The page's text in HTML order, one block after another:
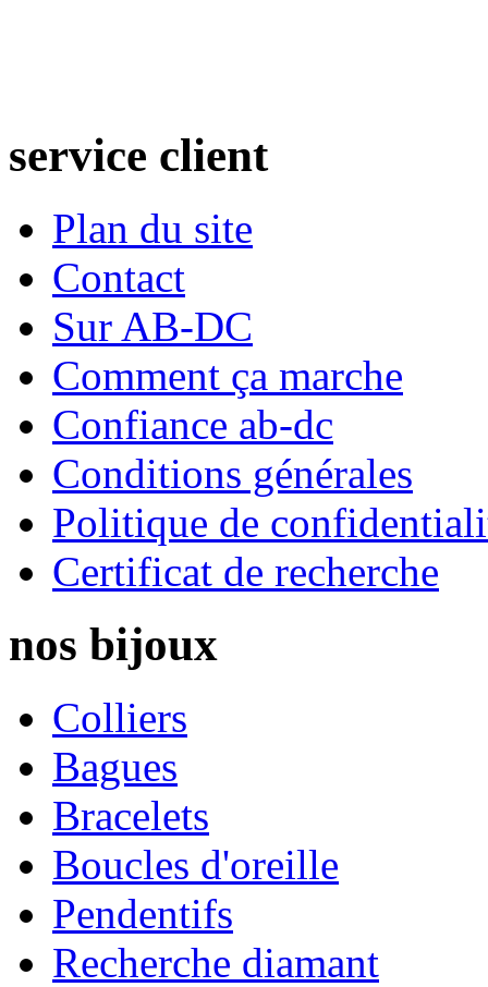
service client
Plan du site
Contact
Sur AB-DC
Comment ça marche
Confiance ab-dc
Conditions générales
Politique de
Certificat de recherche
nos bijoux
Colliers
Bagues
Bracelets
Boucles d'oreille
Pendentifs
Recherche diamant